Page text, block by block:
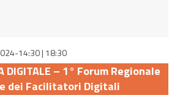
14:30| 18:30
DIGITALE – 1° Forum Regionale
dei Facilitatori Digitali